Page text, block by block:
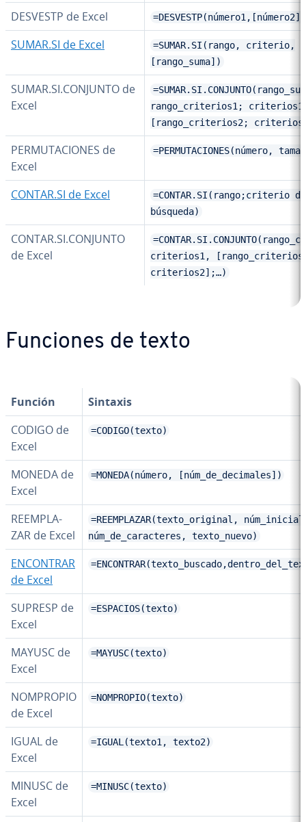
DESVESTP de Excel
SUMAR.SI de Excel
=SUMAR.SI(rango, criterio,
[rango_suma])
SUMAR.SI.CONJUNTO de
Excel
rango_criterios1;
[rango_criterios2;
PE­R­MU­TA­CIO­NES de
Excel
=PERMUTACIONES(número,
CONTAR.SI de Excel
=CONTAR.SI(rango;criterio de
búsqueda)
CONTAR.SI.CONJUNTO
de Excel
criterios1,
criterios2];…)
Funciones de texto
Función
Sintaxis
CODIGO de
Excel
=CODIGO(texto)
MONEDA de
Excel
=MONEDA(número, [núm_de_decimales])
RE­EM­PLA­
ZAR de Excel
=REEMPLAZAR(texto_original,
núm_de_caracteres, texto_nuevo)
ENCONTRAR
de Excel
SUPRESP de
Excel
=ESPACIOS(texto)
MAYUSC de
Excel
=MAYUSC(texto)
NOMPROPIO
de Excel
=NOMPROPIO(texto)
IGUAL de
Excel
=IGUAL(texto1, texto2)
MINUSC de
Excel
=MINUSC(texto)